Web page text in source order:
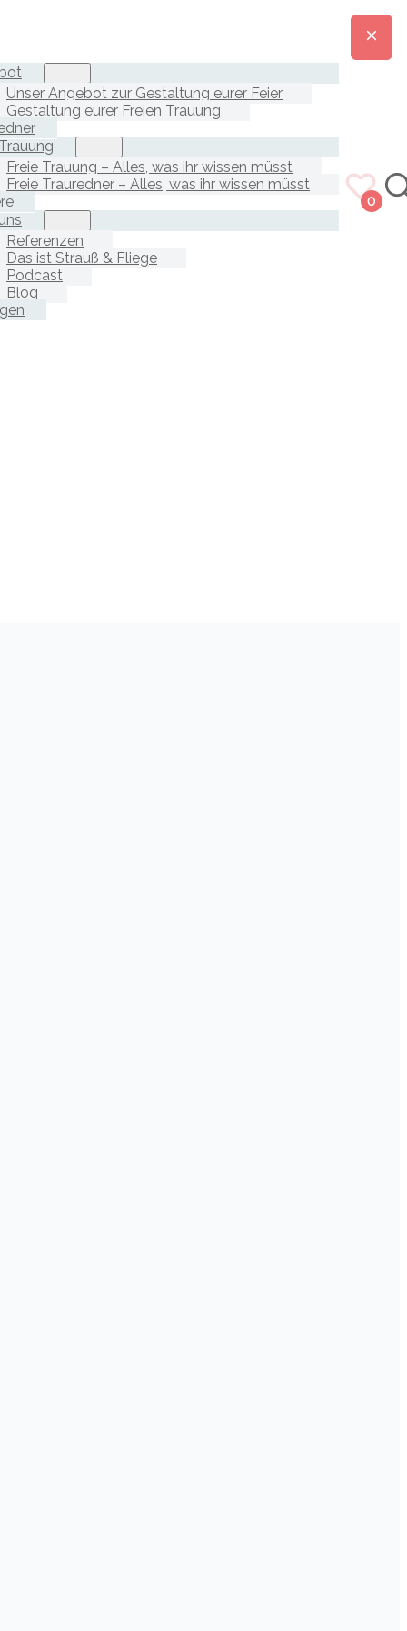
Unser Angebot zur Gestaltung eurer Feier
Gestaltung eurer Freien Trauung
Freie Trauung – Alles, was ihr wissen müsst
Freie Trauredner – Alles, was ihr wissen müsst
Referenzen
Das ist Strauß & Fliege
Podcast
Blog
0